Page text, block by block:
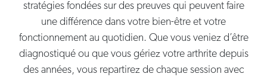
stratégies fondées sur des preuves qui peuvent faire
une différence dans votre bien-être et votre
fonctionnement au quotidien. Que vous veniez d’être
diagnostiqué ou que vous gériez votre arthrite depuis
des années, vous repartirez de chaque session avec